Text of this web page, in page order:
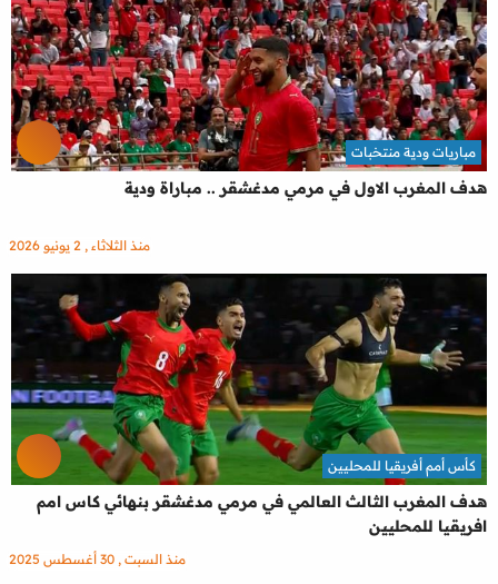
هدف المغرب الاول في مرمي مدغشقر .. مباراة ودية
مباريات ودية منتخبات
منذ الثلاثاء , 2 يونيو 2026
هدف المغرب الثالث العالمي في مرمي مدغشقر بنهائي كاس امم
افريقيا للمحليين
كأس أمم أفريقيا للمحليين
منذ السبت , 30 أغسطس 2025